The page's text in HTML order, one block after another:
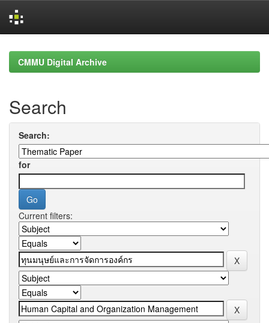
navigationCMMU Digital Archive
Search
Search:
for
Current filters: